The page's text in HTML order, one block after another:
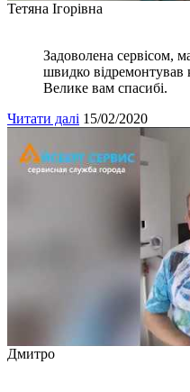
Тетяна Ігорівна
Задоволена сервісом,
швидко відремонтував
Велике вам спасибі.
Читати далі 15/02/2020
Дмитро